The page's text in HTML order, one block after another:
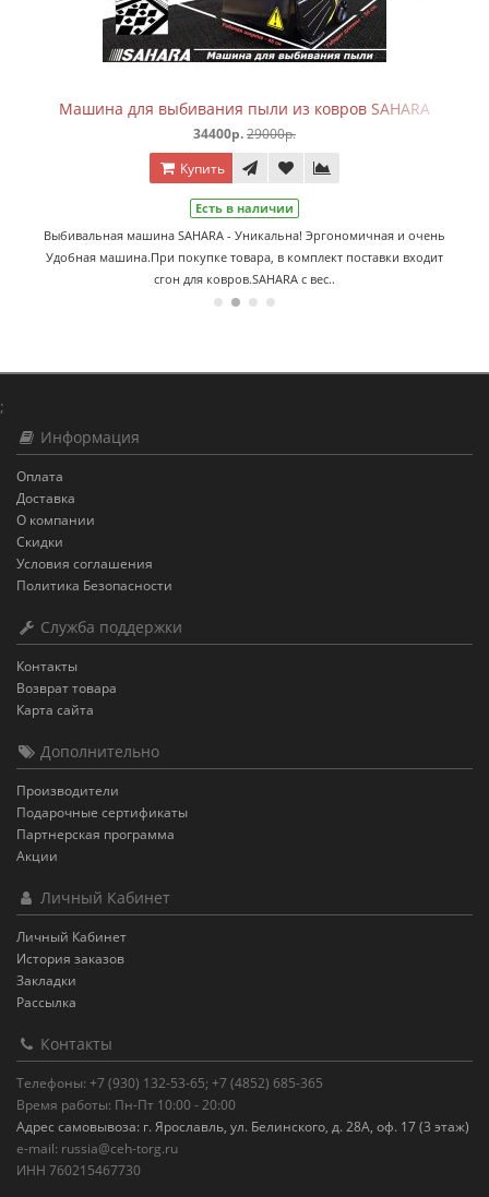
Машина для выбивания пыли из ковров SAHARA
34400р.29000р.
Купить
Есть в наличии
Выбивальная машина SAHARA - Уникальна! Эргономичная и очень
Удобная машина.При покупке товара, в комплект поставки входит
сгон для ковров.SAHARA с вес..
;
Информация
Оплата
Доставка
О компании
Скидки
Условия соглашения
Политика Безопасности
Служба поддержки
Контакты
Возврат товара
Карта сайта
Дополнительно
Производители
Подарочные сертификаты
Партнерская программа
Акции
Личный Кабинет
Личный Кабинет
История заказов
Закладки
Рассылка
Контакты
Телефоны: +7 (930) 132-53-65; +7 (4852) 685-365
Время работы: Пн-Пт 10:00 - 20:00
Адрес самовывоза: г. Ярославль, ул. Белинского, д. 28А, оф. 17 (3 этаж)
e-mail: russia@ceh-torg.ru
ИНН 760215467730